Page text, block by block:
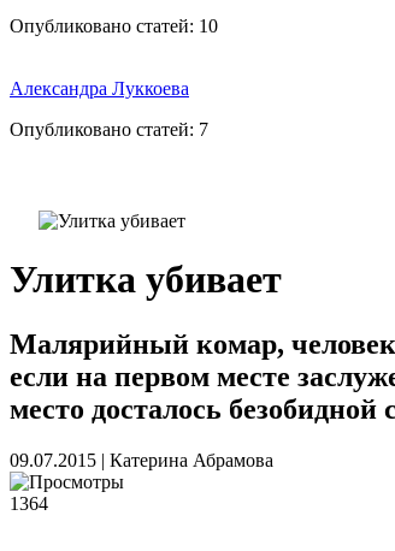
Опубликовано статей: 10
Александра Луккоева
Опубликовано статей: 7
Улитка убивает
Малярийный комар,
если на первом месте
место досталось
09.07.2015 | Катерина Абрамова
1364